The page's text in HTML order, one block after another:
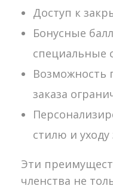
Доступ к
Бонусные
специальные
Возможность
заказа
стилю и
Эти
членства не